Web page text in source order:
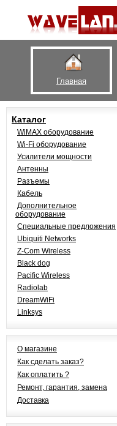
Главная
Каталог
WiMAX оборудование
Wi-Fi оборудование
Усилители мощности
Антенны
Разъемы
Кабель
Дополнительное
оборудование
Специальные предложения
Ubiquiti Networks
Z-Com Wireless
Black dog
Pacific Wireless
Radiolab
DreamWiFi
Linksys
О магазине
Как сделать заказ?
Как оплатить ?
Ремонт, гарантия, замена
Доставка